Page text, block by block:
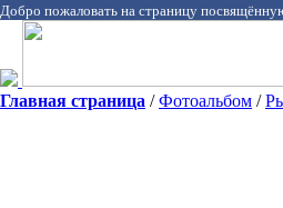
Добро пожаловать на страницу
Главная страница /Фотоальбом /